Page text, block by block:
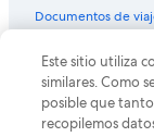
Documentos de
© 2026 Expedia,
derechos
registradas o
Este sitio utiliza
similares. Como
posible que
recopilemos